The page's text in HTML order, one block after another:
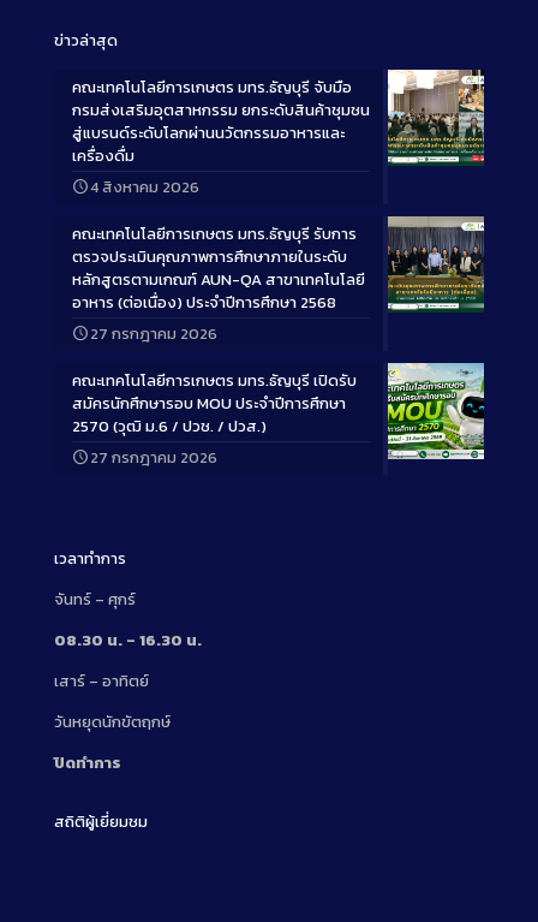
ข่าวล่าสุด
Long
คณะเทคโนโลยีการเกษตร มทร.ธัญบุรี จับมือ
กรมส่งเสริมอุตสาหกรรม ยกระดับสินค้าชุมชน
สู่แบรนด์ระดับโลกผ่านนวัตกรรมอาหารและ
เครื่องดื่ม
4 สิงหาคม 2026
Long
คณะเทคโนโลยีการเกษตร มทร.ธัญบุรี รับการ
ตรวจประเมินคุณภาพการศึกษาภายในระดับ
หลักสูตรตามเกณฑ์ AUN-QA สาขาเทคโนโลยี
อาหาร (ต่อเนื่อง) ประจำปีการศึกษา 2568
27 กรกฎาคม 2026
Long
คณะเทคโนโลยีการเกษตร มทร.ธัญบุรี เปิดรับ
สมัครนักศึกษารอบ MOU ประจำปีการศึกษา
2570 (วุฒิ ม.6 / ปวช. / ปวส.)
27 กรกฎาคม 2026
เวลาทำการ
จันทร์ – ศุกร์
08.30 น. – 16.30 น.
เสาร์ – อาทิตย์
วันหยุดนักขัตฤกษ์
ปิดทำการ
สถิติผู้เยี่ยมชม